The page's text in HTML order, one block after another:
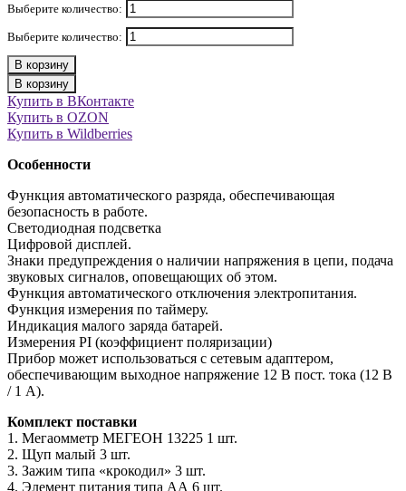
Выберите количество:
Выберите количество:
В корзину
В корзину
Купить в ВКонтакте
Купить в OZON
Купить в Wildberries
Особенности
Функция автоматического разряда, обеспечивающая
безопасность в работе.
Светодиодная подсветка
Цифровой дисплей.
Знаки предупреждения о наличии напряжения в цепи, подача
звуковых сигналов, оповещающих об этом.
Функция автоматического отключения электропитания.
Функция измерения по таймеру.
Индикация малого заряда батарей.
Измерения PI (коэффициент поляризации)
Прибор может использоваться с сетевым адаптером,
обеспечивающим выходное напряжение 12 В пост. тока (12 В
/ 1 А).
Комплект поставки
1. Мегаомметр МЕГЕОН 13225 1 шт.
2. Щуп малый 3 шт.
3. Зажим типа «крокодил» 3 шт.
4. Элемент питания типа АА 6 шт.